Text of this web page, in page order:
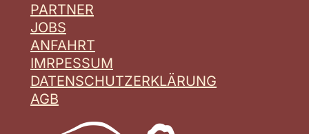
PARTNER
JOBS
ANFAHRT
IMRPESSUM
DATENSCHUTZERKLÄRUNG
AGB